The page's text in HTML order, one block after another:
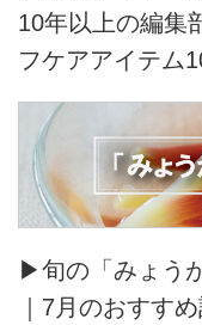
10年以上の編集
フケアアイテム
▶旬の「みょう
｜7月のおすす